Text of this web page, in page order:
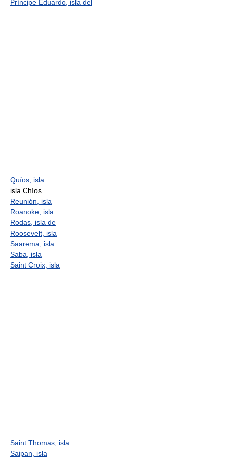
Príncipe Eduardo, isla del
Quíos, isla
isla Chíos
Reunión, isla
Roanoke, isla
Rodas, isla de
Roosevelt, isla
Saarema, isla
Saba, isla
Saint Croix, isla
Saint Thomas, isla
Saipan, isla